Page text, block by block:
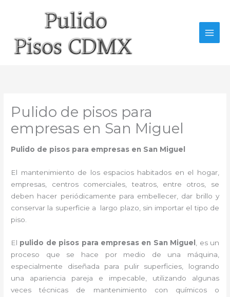
Pulido de pisos para
empresas en San Miguel
Pulido de pisos para empresas en San Miguel
El mantenimiento de los espacios habitados en el hogar,
empresas, centros comerciales, teatros, entre otros, se
deben hacer periódicamente para embellecer, dar brillo y
conservar la superficie a largo plazo, sin importar el tipo de
piso.
El pulido de pisos para empresas en San Miguel
, es un
proceso que se hace por medio de una máquina,
especialmente diseñada para pulir superficies, logrando
una apariencia pareja e impecable, utilizando algunas
veces técnicas de mantenimiento con químicos o